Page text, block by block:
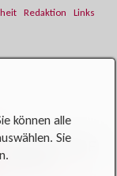
Redaktion Links
können alle
Sie